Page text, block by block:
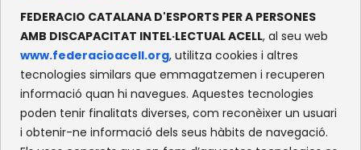
FEDERACIO CATALANA D'ESPORTS PER A PERSONES
AMB DISCAPACITAT INTEL·LECTUAL ACELL, al seu web
www.federacioacell.org, utilitza cookies i altres
tecnologies similars que emmagatzemen i recuperen
informació quan hi navegues. Aquestes tecnologies
poden tenir finalitats diverses, com reconèixer un usuari
i obtenir-ne informació dels seus hàbits de navegació.
CONTACTE
c/Olympe de Gouges, S/N
Recinte Mundet
08035 -Barcelona